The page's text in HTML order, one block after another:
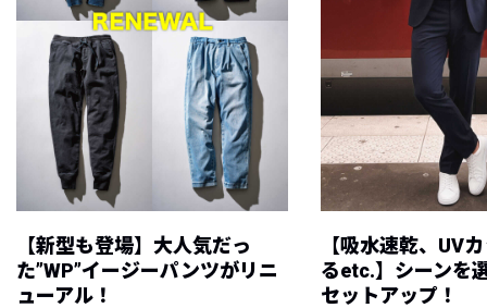
【新型も登場】大人気だっ
た”WP”イージーパンツがリニ
ューアル！
【吸水速乾、UV
るetc.】シーンを
セットアップ！